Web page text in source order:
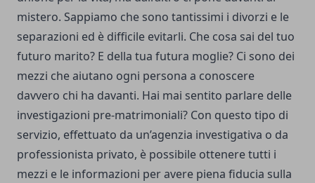
mistero. Sappiamo che sono tantissimi i divorzi e le
separazioni ed è difficile evitarli. Che cosa sai del tuo
futuro marito? E della tua futura moglie? Ci sono dei
mezzi che aiutano ogni persona a conoscere
davvero chi ha davanti. Hai mai sentito parlare delle
investigazioni pre-matrimoniali? Con questo tipo di
servizio, effettuato da un’agenzia investigativa o da
professionista privato, è possibile ottenere tutti i
mezzi e le informazioni per avere piena fiducia sulla